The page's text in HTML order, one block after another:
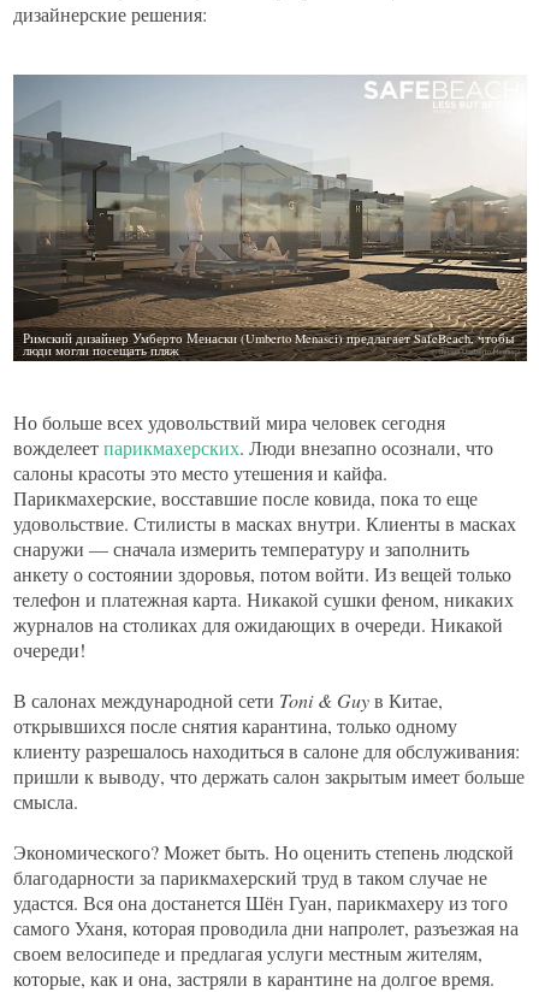
дизайнерские решения:
Но больше всех удовольствий мира человек сегодня
вожделеетпарикмахерских. Люди внезапно осознали, что
салоны красоты это место утешения и кайфа.
Парикмахерские, восставшие после ковида, пока то еще
удовольствие. Стилисты в масках внутри. Клиенты в масках
снаружи — сначала измерить температуру и заполнить
анкету о состоянии здоровья, потом войти. Из вещей только
телефон и платежная карта. Никакой сушки феном, никаких
журналов на столиках для ожидающих в очереди. Никакой
очереди!
В салонах международной сети Toni & Guyв Китае,
открывшихся после снятия карантина, только одному
клиенту разрешалось находиться в салоне для обслуживания:
пришли к выводу, что держать салон закрытым имеет больше
смысла.
Экономического? Может быть. Но оценить степень людской
благодарности за парикмахерский труд в таком случае не
удастся. Вcя она достанется Шён Гуан, парикмахеру из того
самого Уханя, которая проводила дни напролет, разъезжая на
своем велосипеде и предлагая услуги местным жителям,
которые, как и она, застряли в карантине на долгое время.